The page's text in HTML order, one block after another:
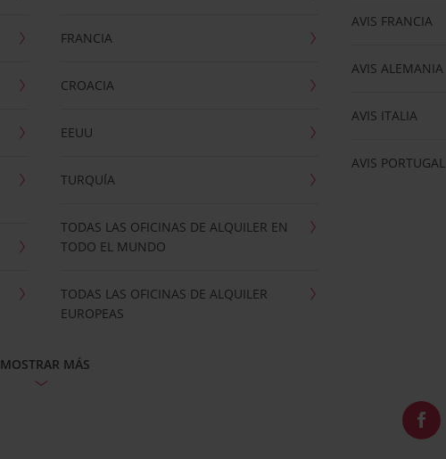
FRANCIA
CROACIA
EEUU
TURQUÍA
TODAS LAS OFICINAS DE ALQUILER EN
TODO EL MUNDO
TODAS LAS OFICINAS DE ALQUILER
EUROPEAS
AVIS FRANCIA
AVIS ALEMANIA
AVIS ITALIA
AVIS PORTUGAL
MOSTRAR MÁS